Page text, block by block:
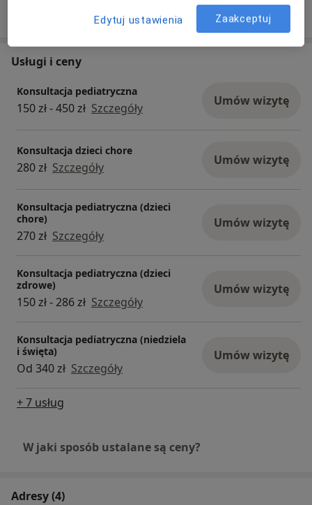
Pokaż więcej aktualności (2)
Usługi i ceny
Konsultacja pediatryczna
150 zł - 450 zł Szczegóły Umów wizytę
Konsultacja dzieci chore
280 zł Szczegóły Umów wizytę
Konsultacja pediatryczna (dzieci
chore)
270 zł Szczegóły
Umów wizytę
Konsultacja pediatryczna (dzieci
zdrowe)
150 zł - 286 zł Szczegóły
Umów wizytę
Konsultacja pediatryczna (niedziela
i święta)
Od 340 zł Szczegóły
Umów wizytę
+ 7 usług
W jaki sposób ustalane są ceny?
Adresy (4)
Edytuj ustawienia Zaakceptuj